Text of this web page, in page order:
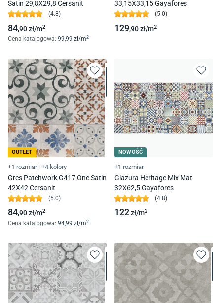
Satin 29,8X29,8 Cersanit
(4.8)
84,90zł/m2
Cena katalogowa: 99,99 zł/m2
33,15X33,15 Gayafores
(5.0)
129,90zł/m2
OUTLET
+1 rozmiar | +4 kolory
Gres Patchwork G417 One Satin
42X42 Cersanit
(5.0)
84,90zł/m2
Cena katalogowa: 94,99 zł/m2
NOWOŚĆ
+1 rozmiar
Glazura Heritage Mix Mat
32X62,5 Gayafores
(4.8)
122zł/m2